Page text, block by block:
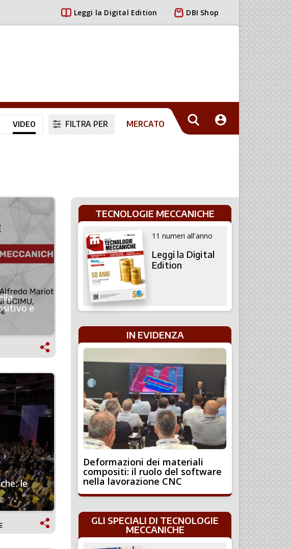
Leggi la Digital Edition DBI Shop
VIDEO FILTRA PER MERCATO
e
le
TECNOLOGIE MECCANICHE
11 numeri all'anno
Leggi la Digital
Edition
IN EVIDENZA
Deformazioni dei materiali
compositi: il ruolo del software
nella lavorazione CNC
GLI SPECIALI DI TECNOLOGIE
MECCANICHE